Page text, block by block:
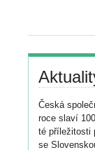
Česká
roce slaví
té příležitosti
se